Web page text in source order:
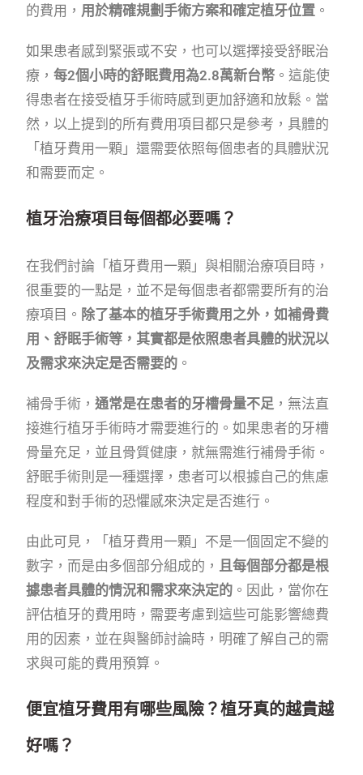
的費用， 用於精確規劃手術方案和確定植牙位置 。
如果患者感到緊張或不安，也可以選擇接受舒眠治
療，每2個小時的舒眠費用為2.8萬新台幣 。這能使
得患者在接受植牙手術時感到更加舒適和放鬆。當
然，以上提到的所有費用項目都只是參考，具體的
「植牙費用一顆」還需要依照每個患者的具體狀況
和需要而定。
植牙治療項目每個都必要嗎？
在我們討論「植牙費用一顆」與相關治療項目時，
很重要的一點是，並不是每個患者都需要所有的治
療項目。 除了基本的植牙手術費用之外，如補骨費
用、舒眠手術等，其實都是依照患者具體的狀況以
及需求來決定是否需要的 。
補骨手術，通常是在患者的牙槽骨量不足 ，無法直
接進行植牙手術時才需要進行的。如果患者的牙槽
骨量充足，並且骨質健康，就無需進行補骨手術。
舒眠手術則是一種選擇，患者可以根據自己的焦慮
程度和對手術的恐懼感來決定是否進行。
由此可見，「植牙費用一顆」不是一個固定不變的
數字，而是由多個部分組成的， 且每個部分都是根
據患者具體的情況和需求來決定的 。因此，當你在
評估植牙的費用時，需要考慮到這些可能影響總費
用的因素，並在與醫師討論時，明確了解自己的需
求與可能的費用預算。
便宜植牙費用有哪些風險？植牙真的越貴越
好嗎？